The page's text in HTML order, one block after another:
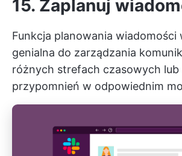
15. Zaplanuj
Funkcja planowania wiadomości
genialna do zarządzania
różnych strefach czasowych lub
przypomnień w odpowiednim